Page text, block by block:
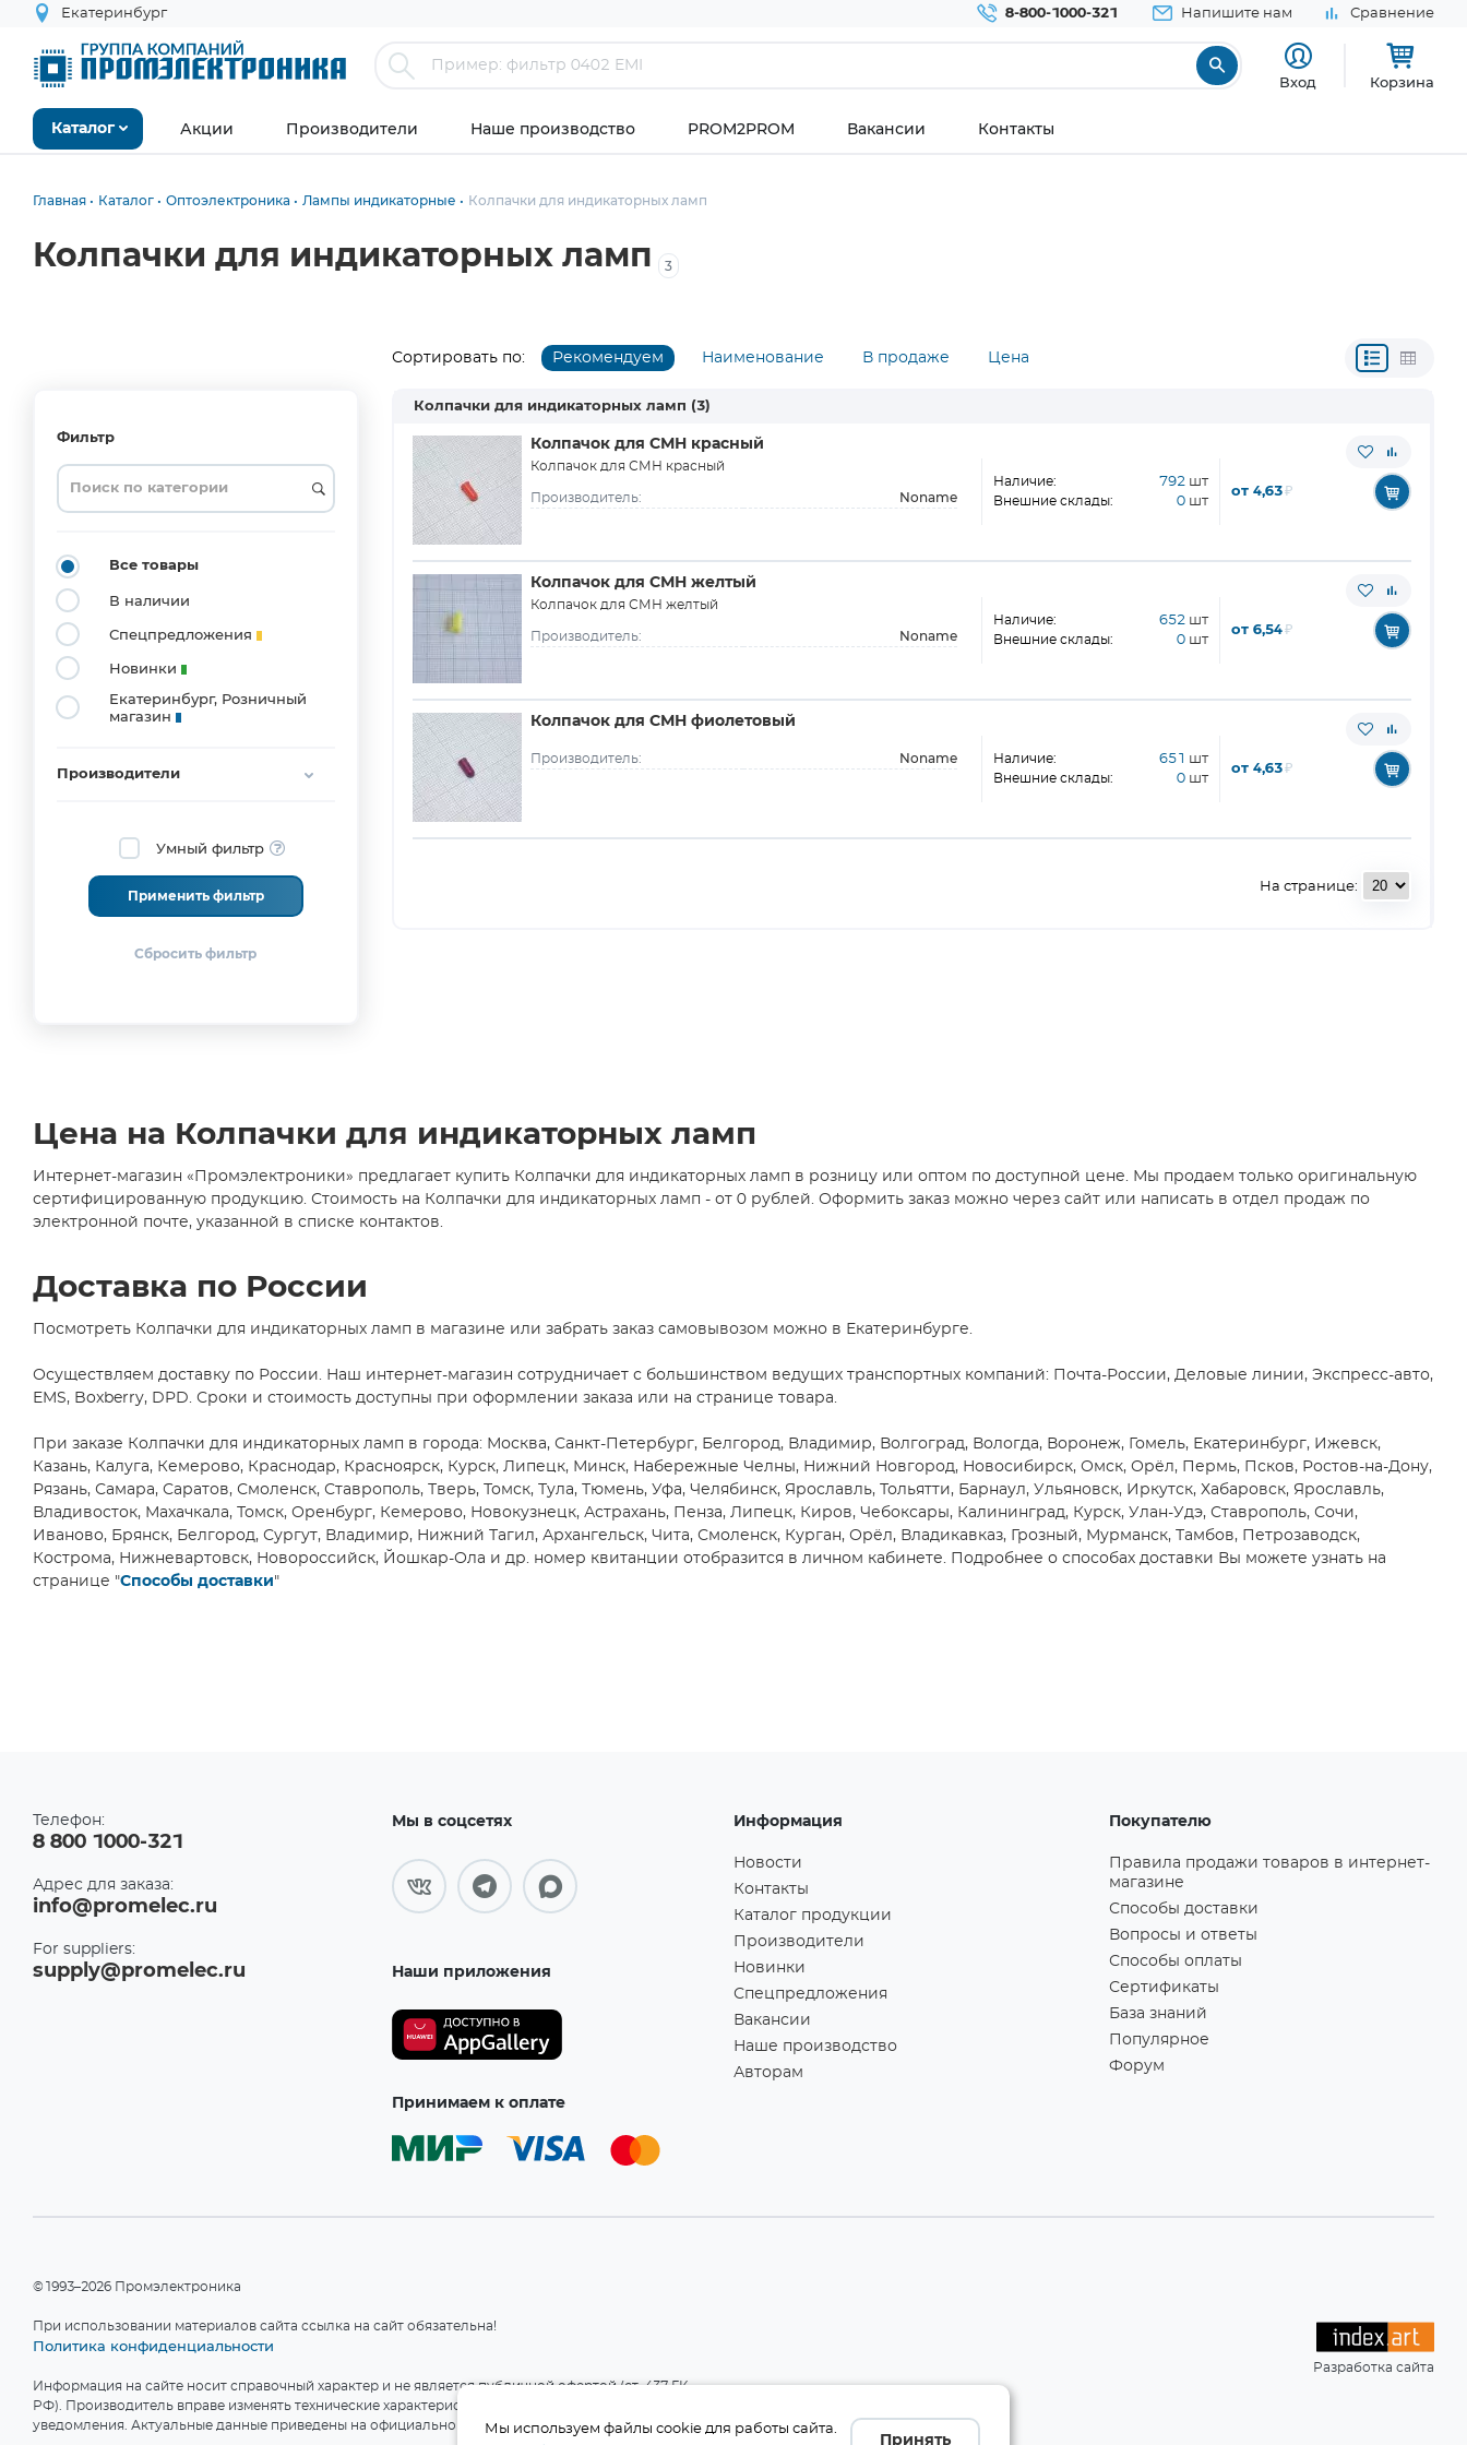
Екатеринбург 8-800-1000-321 Напишите нам Сравнение
Вход Корзина
Каталог Акции Производители Наше производство PROM2PROM Вакансии Контакты
Главная Каталог Оптоэлектроника Лампы индикаторные Колпачки для индикаторных ламп
Колпачки для индикаторных ламп 3
Сортировать по: Рекомендуем Наименование В продаже Цена
Фильтр
Все товары
В наличии
Спецпредложения
Новинки
Екатеринбург, Розничный
магазин
Производители
Noname
(3)
Умный фильтр
Применить фильтр
Колпачки для индикаторных ламп (3)
Колпачок для СМН красный
Колпачок для СМН красный
Производитель: Noname
Наличие: 792 шт
Внешние склады: 0 шт
от 4,63₽
Колпачок для СМН желтый
Колпачок для СМН желтый
Производитель: Noname
Наличие: 652 шт
Внешние склады: 0 шт
от 6,54₽
Колпачок для СМН фиолетовый
Производитель: Noname Наличие: 651 шт
Внешние склады: 0 шт
от 4,63₽
На странице:
Цена на Колпачки для индикаторных ламп
Интернет-магазин «Промэлектроники» предлагает купить Колпачки для индикаторных ламп в розницу или оптом по доступной цене. Мы продаем только оригинальную
сертифицированную продукцию. Стоимость на Колпачки для индикаторных ламп - от 0 рублей. Оформить заказ можно через сайт или написать в отдел продаж по
электронной почте, указанной в списке контактов.
Доставка по России
Посмотреть Колпачки для индикаторных ламп в магазине или забрать заказ самовывозом можно в Екатеринбурге.
Осуществляем доставку по России. Наш интернет-магазин сотрудничает с большинством ведущих транспортных компаний: Почта-России, Деловые линии, Экспресс-авто,
EMS, Boxberry, DPD. Сроки и стоимость доступны при оформлении заказа или на странице товара.
При заказе Колпачки для индикаторных ламп в города: Москва, Санкт-Петербург, Белгород, Владимир, Волгоград, Вологда, Воронеж, Гомель, Екатеринбург, Ижевск,
Казань, Калуга, Кемерово, Краснодар, Красноярск, Курск, Липецк, Минск, Набережные Челны, Нижний Новгород, Новосибирск, Омск, Орёл, Пермь, Псков, Ростов-на-Дону,
Рязань, Самара, Саратов, Смоленск, Ставрополь, Тверь, Томск, Тула, Тюмень, Уфа, Челябинск, Ярославль, Тольятти, Барнаул, Ульяновск, Иркутск, Хабаровск, Ярославль,
Владивосток, Махачкала, Томск, Оренбург, Кемерово, Новокузнецк, Астрахань, Пенза, Липецк, Киров, Чебоксары, Калининград, Курск, Улан-Удэ, Ставрополь, Сочи,
Иваново, Брянск, Белгород, Сургут, Владимир, Нижний Тагил, Архангельск, Чита, Смоленск, Курган, Орёл, Владикавказ, Грозный, Мурманск, Тамбов, Петрозаводск,
Кострома, Нижневартовск, Новороссийск, Йошкар-Ола и др. номер квитанции отобразится в личном кабинете. Подробнее о способах доставки Вы можете узнать на
странице "Способы доставки"
Телефон:
8 800 1000-321
Адрес для заказа:
info@promelec.ru
For suppliers:
supply@promelec.ru
Мы в соцсетях
Наши приложения
Принимаем к оплате
Информация
Новости
Контакты
Каталог продукции
Производители
Новинки
Спецпредложения
Вакансии
Наше производство
Авторам
Покупателю
Правила продажи товаров в интернет-
магазине
Способы доставки
Вопросы и ответы
Способы оплаты
Сертификаты
База знаний
Популярное
Форум
©1993–2026 Промэлектроника
При использовании материалов сайта ссылка на сайт обязательна!
Политика конфиденциальности
Информация на сайте носит справочный характер и не является публичной офертой (ст. 437 ГК
РФ). Производитель вправе изменять технические характеристики и комплект поставки без
уведомления. Актуальные данные приведены на официальном сайте производителя.
Разработка сайта
Мы используем файлы cookie для работы сайта.
Принять